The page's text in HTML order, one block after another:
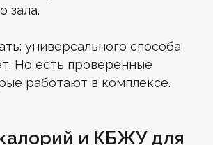
зала.
универсального способа
Но есть проверенные
работают в комплексе.
и КБЖУ для